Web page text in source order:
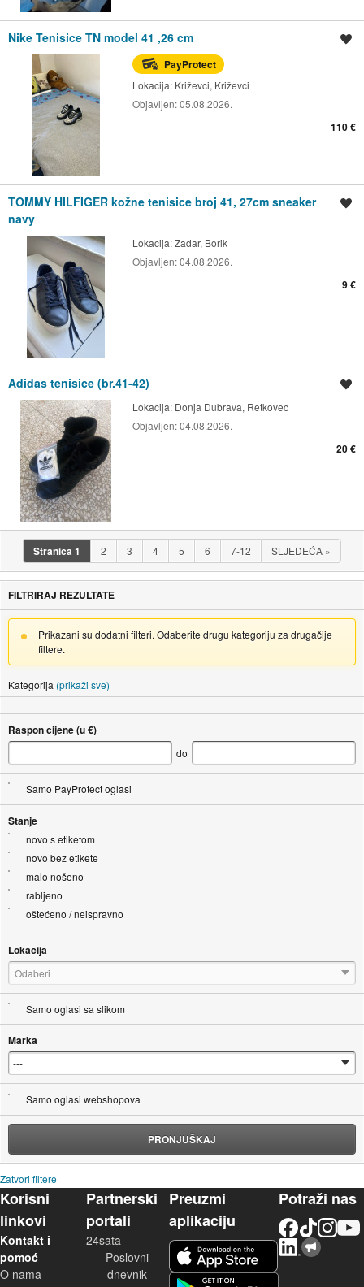
Nike Tenisice TN model 41 ,26 cm
PayProtect
Lokacija: Križevci, Križevci
Objavljen:05.08.2026.
110 €
TOMMY HILFIGER kožne tenisice broj 41, 27cm sneaker
navy
Lokacija:Zadar, Borik
Objavljen:04.08.2026.
9 €
Adidas tenisice (br.41-42)
Lokacija: Donja Dubrava, Retkovec
Objavljen:04.08.2026.
20 €
Stranica1 2 3 4 5 6 7-12 SLJEDEĆA »
FILTRIRAJ REZULTATE
Prikazani su dodatni filteri. Odaberite drugu kategoriju za drugačije
filtere.
Kategorija (prikaži sve)
Raspon cijene (u €)
do
Samo PayProtect oglasi
Stanje
novo s etiketom
novo bez etikete
malo nošeno
rabljeno
oštećeno / neispravno
Lokacija
Odaberi
Samo oglasi sa slikom
Marka
Samo oglasi webshopova
PRONJUŠKAJ
Zatvori filtere
Korisni
linkovi
Kontakt i
pomoć
O nama
Partnerski
portali
24sata
Poslovni
dnevnik
Preuzmi
aplikaciju
Potraži nas